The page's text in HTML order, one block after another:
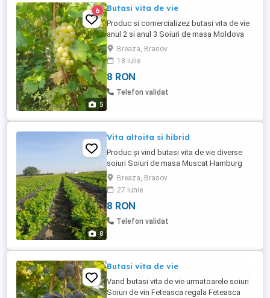
5
6 Butasi vita de vie
Produc si comercializez butasi vita de vie
anul 2 si anul 3 Soiuri de masa Moldova
Ceaslla dore Muscat hamburg Muscat de
adda Arcadia Super extra Kubani Soiuri de
vin Muscat ottonel Tamaioasa
romaneasca Feteasca regala Feteasca
neagra Merlot Babeasca neagra Risling
Breaza, Brasov
18 iulie
8 RON
Telefon validat
8
Vita altoita si hibrid
Produc și vind butasi vita de vie diverse
soiuri Soiuri de masa Muscat Hamburg
Muscat de adda Prima Victoria Rosfor
Lora Arcadia Podarog Vodaroski Paneati
Negrulea Soiuri de vin Muscat ottonel
Tamaiosa românească Feteasca regala
Feteasca neagra Aligote Cabernet
Breaza, Brasov
27 iunie
8 RON
Telefon validat
Butasi vita de vie
Vand butasi vita de vie urmatoarele soiuri
Soiuri de vin Feteasca regala Feteasca